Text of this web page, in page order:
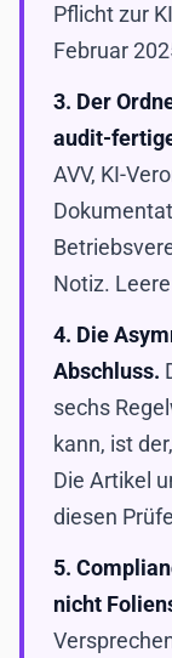
Pflicht zur
Februar
3. Der
audit-
AVV, KI-
Notiz.
4. Die
Abschluss.
sechs
kann, ist
Die Artikel
diesen
5.
nicht